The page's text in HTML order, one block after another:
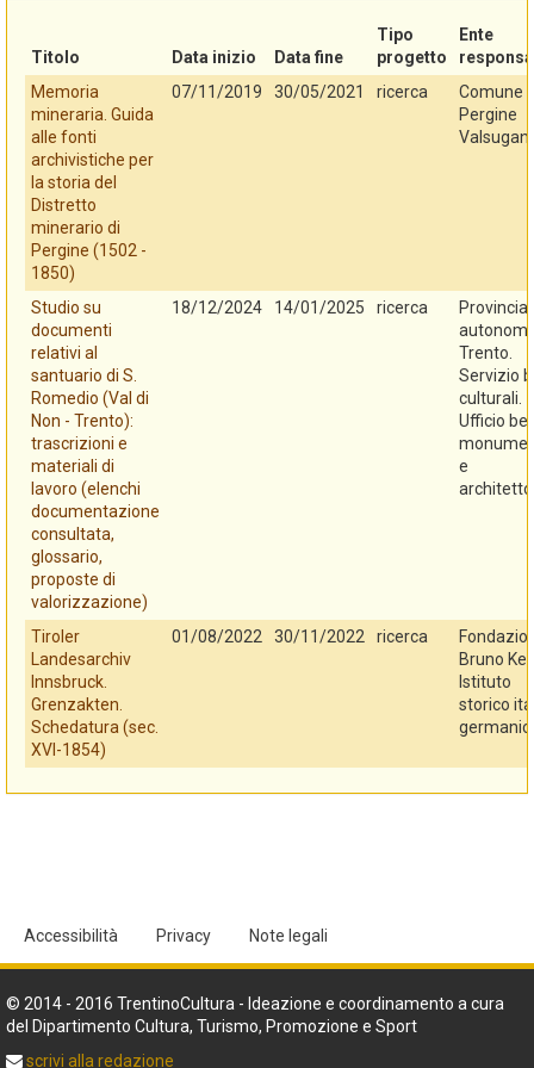
Titolo Data inizio Data fine
Tipo
progetto
Ente
Memoria
mineraria. Guida
alle fonti
archivistiche per
la storia del
Distretto
minerario di
Pergine (1502 -
1850)
07/11/2019 30/05/2021 ricerca
Comune
Pergine
Studio su
documenti
relativi al
santuario di S.
Romedio (Val di
Non - Trento):
trascrizioni e
materiali di
lavoro (elenchi
documentazione
consultata,
glossario,
proposte di
valorizzazione)
18/12/2024 14/01/2025 ricerca
Provincia
Trento.
Servizio
culturali.
Ufficio
e
Tiroler
Landesarchiv
Innsbruck.
Grenzakten.
Schedatura (sec.
XVI-1854)
01/08/2022 30/11/2022 ricerca
Bruno
Istituto
storico
Accessibilità Privacy Note legali
© 2014 - 2016 TrentinoCultura - Ideazione e coordinamento a cura
del Dipartimento Cultura, Turismo, Promozione e Sport
scrivi alla redazione